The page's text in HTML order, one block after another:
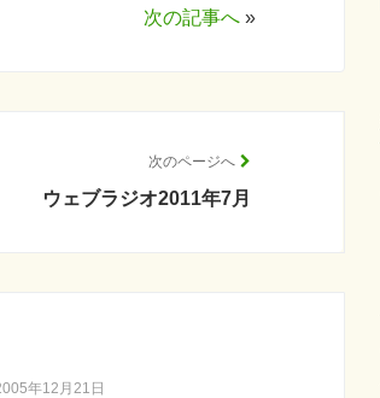
次の記事へ »
次のページへ
ウェブラジオ2011年7月
年12月21日